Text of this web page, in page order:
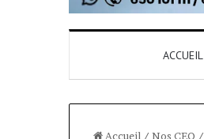
ACCUEIL
Accueil / Nos CEO /